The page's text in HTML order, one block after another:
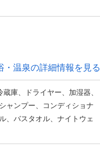
・温泉の詳細情報を見る
庫、ドライヤー、加湿器、
ャンプー、コンディショナ
、バスタオル、ナイトウェ